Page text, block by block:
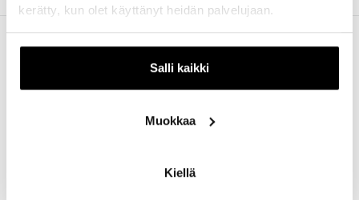
kerätty, kun olet käyttänyt heidän palvelujaan.
Salli kaikki
Muokkaa
Kiellä
00930 Helsinki
040 554 9101
info@itis.fi